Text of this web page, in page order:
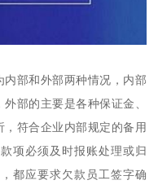
部和外部两种情况，内部
部的主要是各种保证金、
符合企业内部规定的备用
项必须及时报账处理或归
都应要求欠款员工签字确